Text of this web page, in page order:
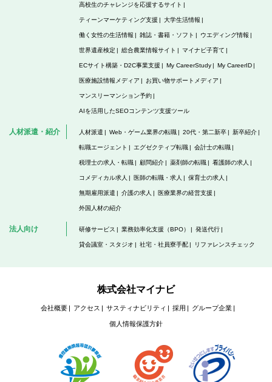
高校生のチャレンジを応援するサイト
ティーンマーケティング支援 大学生活情報
働く女性の生活情報 雑誌・書籍・ソフト ウエディング情報
世界遺産検定 総合農業情報サイト マイナビ子育て
ECサイト構築・D2C事業支援 My CareerStudy My CareerID
医療施設情報メディア お買い物サポートメディア
マンスリーマンション予約
AIを活用したSEOコンテンツ支援ツール
人材派遣・紹介 人材派遣 Web・ゲーム業界の転職 20代・第二新卒 新卒紹介
転職エージェント エグゼクティブ転職 会計士の転職
税理士の求人・転職 顧問紹介 薬剤師の転職 看護師の求人
コメディカル求人 医師の転職・求人 保育士の求人
無期雇用派遣 介護の求人 医療業界の経営支援
外国人材の紹介
法人向け 研修サービス 業務効率化支援（BPO） 発送代行
貸会議室・スタジオ 社宅・社員寮手配 リファレンスチェック
株式会社マイナビ
会社概要 アクセス サスティナビリティ 採用 グループ企業
個人情報保護方針